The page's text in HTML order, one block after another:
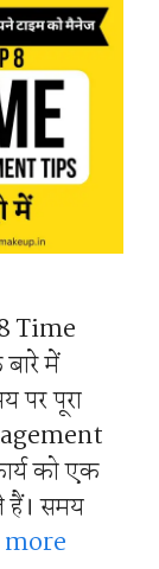
Time
में
पर पूरा
को एक
समय
more